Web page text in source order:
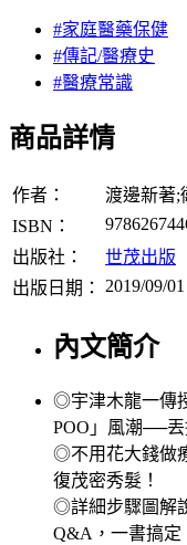
#家庭醫藥保健
#傳記/醫療史
#醫療常識
商品詳情
作者：
渡邊新著;
ISBN：
出版社：
世茂出版
出版日期：
2019/09/01
內文簡介
◎宇津木龍一傳
POO」風潮──丟
◎不用花大錢做
復茂密秀髮！
◎詳細步驟圖解
Q&A，一書搞定